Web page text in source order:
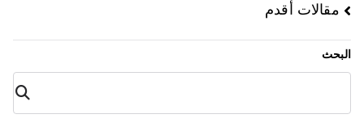
مقالات أقدم
البحث
البح
ث